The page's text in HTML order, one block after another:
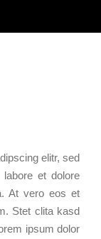
elitr, sed
et dolore
At vero eos et
Stet clita kasd
ipsum dolor